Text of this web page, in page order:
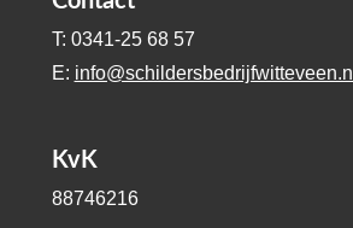
T: 0341-25 68 57
E: info@schildersbedrijfwitteveen.nl
KvK
88746216